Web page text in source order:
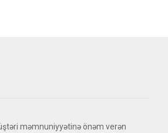
məmnuniyyətinə önəm verən